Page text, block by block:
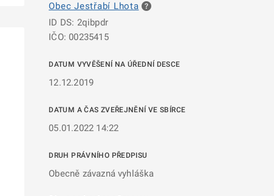
Obec Jestřabí Lhota
ID DS: 2qibpdr
IČO: 00235415
DATUM VYVĚŠENÍ NA ÚŘEDNÍ DESCE
12.12.2019
DATUM A ČAS ZVEŘEJNĚNÍ VE SBÍRCE
05.01.2022 14:22
DRUH PRÁVNÍHO PŘEDPISU
Obecně závazná vyhláška